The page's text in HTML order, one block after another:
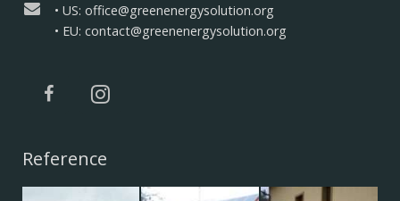
• US: office@greenenergysolution.org
• EU: contact@greenenergysolution.org
Reference